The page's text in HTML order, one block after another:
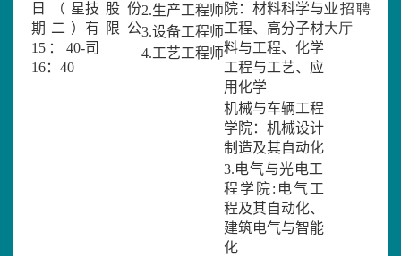
日（星
期二）
15： 40-
16： 40
技股份
有限公
司
2.生产工程师
3.设备工程师
4.工艺工程师
院： 材料科学与
工程、高分子材
料与工程、化学
工程与工艺、应
用化学
机械与车辆工程
学院： 机械设计
制造及其自动化
3.电气与光电工
程学院: 电气工
程及其自动化、
建筑电气与智能
化
业招聘
大厅